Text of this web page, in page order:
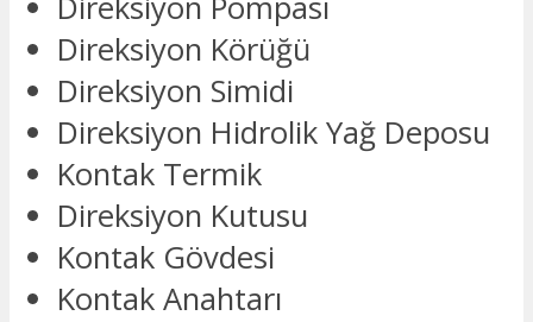
Direksiyon Körüğü
Direksiyon Simidi
Direksiyon Hidrolik Yağ Deposu
Kontak Termik
Direksiyon Kutusu
Kontak Gövdesi
Kontak Anahtarı